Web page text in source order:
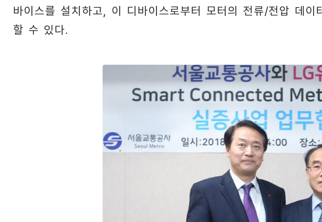
바이스를 설치하고, 이 디바이스로부터 모터의 전류/전압 데
할 수 있다.